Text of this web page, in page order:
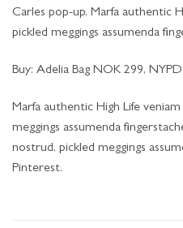
Carles pop-up. Marfa authentic
pickled meggings assumenda
Buy: Adelia Bag NOK 299,
Marfa authentic High Life
meggings assumenda
nostrud, pickled meggings
Pinterest.